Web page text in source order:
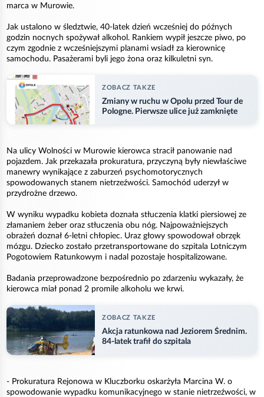
marca w Murowie.
Jak ustalono w śledztwie, 40-latek dzień wcześniej do późnych
godzin nocnych spożywał alkohol. Rankiem wypił jeszcze piwo, po
czym zgodnie z wcześniejszymi planami wsiadł za kierownicę
samochodu. Pasażerami byli jego żona oraz kilkuletni syn.
ZOBACZ TAKZE
Zmiany w ruchu w Opolu przed Tour de
Pologne. Pierwsze ulice już zamknięte
Na ulicy Wolności w Murowie kierowca stracił panowanie nad
pojazdem. Jak przekazała prokuratura, przyczyną były niewłaściwe
manewry wynikające z zaburzeń psychomotorycznych
spowodowanych stanem nietrzeźwości. Samochód uderzył w
przydrożne drzewo.
W wyniku wypadku kobieta doznała stłuczenia klatki piersiowej ze
złamaniem żeber oraz stłuczenia obu nóg. Najpoważniejszych
obrażeń doznał 6-letni chłopiec. Uraz głowy spowodował obrzęk
mózgu. Dziecko zostało przetransportowane do szpitala Lotniczym
Pogotowiem Ratunkowym i nadal pozostaje hospitalizowane.
Badania przeprowadzone bezpośrednio po zdarzeniu wykazały, że
kierowca miał ponad 2 promile alkoholu we krwi.
ZOBACZ TAKZE
Akcja ratunkowa nad Jeziorem Średnim.
84-latek trafił do szpitala
- Prokuratura Rejonowa w Kluczborku oskarżyła Marcina W. o
spowodowanie wypadku komunikacyjnego w stanie nietrzeźwości, w